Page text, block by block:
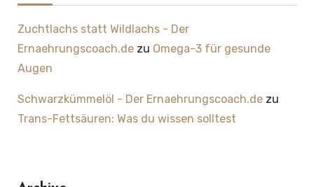
Zuchtlachs statt Wildlachs - Der
Ernaehrungscoach.dezu Omega-3 für gesunde
Augen
Schwarzkümmelöl - Der Ernaehrungscoach.dezu
Trans-Fettsäuren: Was du wissen solltest